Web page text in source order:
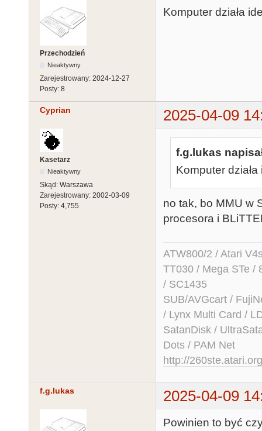
Przechodzień
Nieaktywny
Zarejestrowany: 2024-12-27
Posty: 8
Komputer działa
Cyprian 2025-04-09
Kasetarz
Nieaktywny
Skąd: Warszawa
Zarejestrowany: 2002-03-09
Posty: 4,755
f.g.lukas
Komputer
no tak, bo MMU w
procesora i
ATW800/2 / Atari
TT030 / Mega STe /
/ SC1435
SUB/AVGcart /
/ Lynx Multi Card /
SatanDisk /
Dots / PAM Net
http://260ste.atari.org
f.g.lukas 2025-04-09
Powinien to być